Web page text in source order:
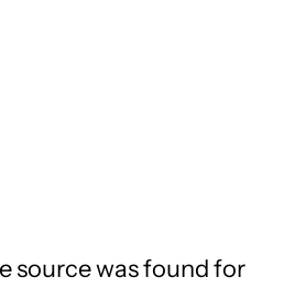
source was found for